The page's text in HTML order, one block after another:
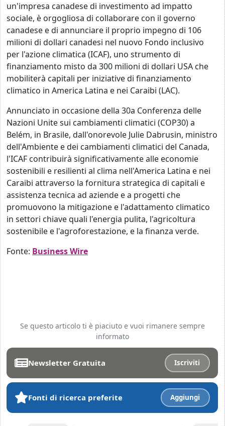
un'impresa canadese di investimento ad impatto
sociale, è orgogliosa di collaborare con il governo
canadese e di annunciare il proprio impegno di 106
milioni di dollari canadesi nel nuovo Fondo inclusivo
per l'azione climatica (ICAF), uno strumento di
finanziamento misto da 300 milioni di dollari USA che
mobiliterà capitali per iniziative di finanziamento
climatico in America Latina e nei Caraibi (LAC).
Annunciato in occasione della 30a Conferenza delle
Nazioni Unite sui cambiamenti climatici (COP30) a
Belém, in Brasile, dall'onorevole Julie Dabrusin, ministro
dell'Ambiente e dei cambiamenti climatici del Canada,
l'ICAF contribuirà significativamente alle economie
sostenibili e resilienti al clima nell'America Latina e nei
Caraibi attraverso la fornitura strategica di capitali e
assistenza tecnica ad aziende e a progetti che
promuovono la mitigazione e l'adattamento climatico
in settori chiave quali l'energia pulita, l'agricoltura
sostenibile e l'agroforestazione, e la finanza verde.
Fonte: Business Wire
Se questo articolo ti è piaciuto e vuoi rimanere sempre
informato
Newsletter Gratuita Iscriviti
Fonti di ricerca preferite Aggiungi